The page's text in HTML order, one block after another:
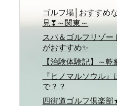
ゴルフ場│おすすめ
見❣～関東～
スパ＆ゴルフリゾー
がおすすめ✨
【治験体験記】～乾
『ヒノマルソウル』
で？？
四街道ゴルフ倶楽